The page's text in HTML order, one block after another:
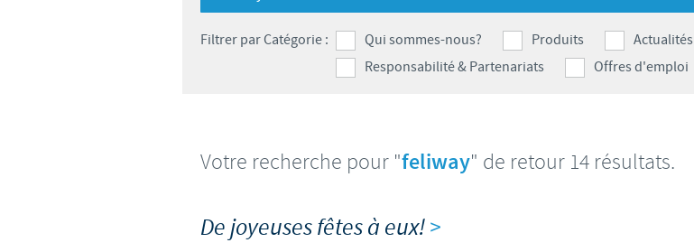
Bulgaria
Korea
Filtrer par Catégorie : Qui sommes-nous? Produits
Actualités
Responsabilité & Partenariats
Offres d'emploi
Votre recherche pour "feliway" de retour 14 résultats.
De joyeuses fêtes à eux!>